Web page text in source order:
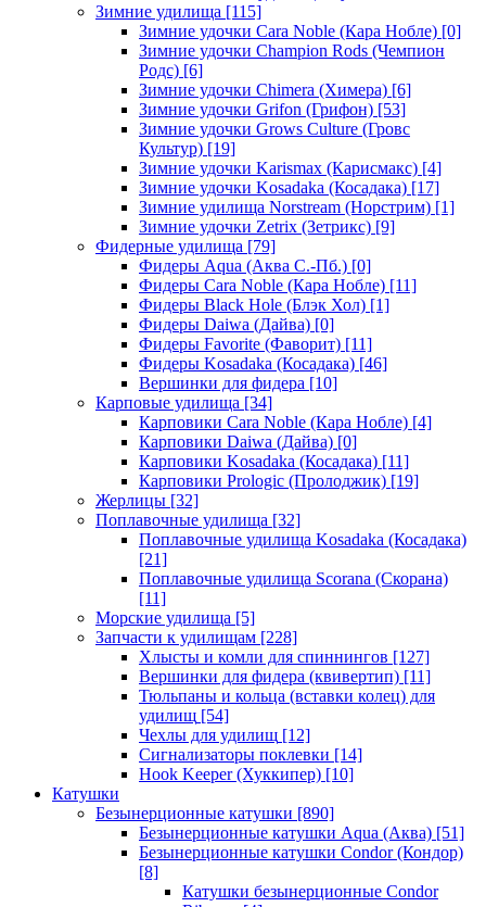
Зимние удилища [115]
Зимние удочки Cara Noble (Кара Нобле) [0]
Зимние удочки Champion Rods (Чемпион
Родс) [6]
Зимние удочки Chimera (Химера) [6]
Зимние удочки Grifon (Грифон) [53]
Зимние удочки Grows Culture (Гровс
Культур) [19]
Зимние удочки Karismax (Карисмакс) [4]
Зимние удочки Kosadaka (Косадака) [17]
Зимние удилища Norstream (Норстрим) [1]
Зимние удочки Zetrix (Зетрикс) [9]
Фидерные удилища [79]
Фидеры Aqua (Аква С.-Пб.) [0]
Фидеры Cara Noble (Кара Нобле) [11]
Фидеры Black Hole (Блэк Хол) [1]
Фидеры Daiwa (Дайва) [0]
Фидеры Favorite (Фаворит) [11]
Фидеры Kosadaka (Косадака) [46]
Вершинки для фидера [10]
Карповые удилища [34]
Карповики Cara Noble (Кара Нобле) [4]
Карповики Daiwa (Дайва) [0]
Карповики Kosadaka (Косадака) [11]
Карповики Prologic (Пролоджик) [19]
Жерлицы [32]
Поплавочные удилища [32]
Поплавочные удилища Kosadaka (Косадака)
[21]
Поплавочные удилища Scorana (Скорана)
[11]
Морские удилища [5]
Запчасти к удилищам [228]
Хлысты и комли для спиннингов [127]
Вершинки для фидера (квивертип) [11]
Тюльпаны и кольца (вставки колец) для
удилищ [54]
Чехлы для удилищ [12]
Сигнализаторы поклевки [14]
Hook Keeper (Хуккипер) [10]
Катушки
Безынерционные катушки [890]
Безынерционные катушки Aqua (Аква) [51]
Безынерционные катушки Condor (Кондор)
[8]
Катушки безынерционные Condor